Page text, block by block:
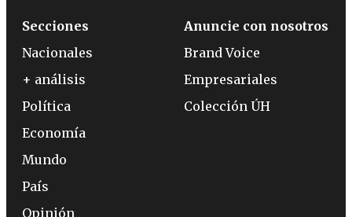
Secciones
Nacionales
+ análisis
Política
Economía
Mundo
País
Opinión
Anuncie con nosotros
Brand Voice
Empresariales
Colección ÚH